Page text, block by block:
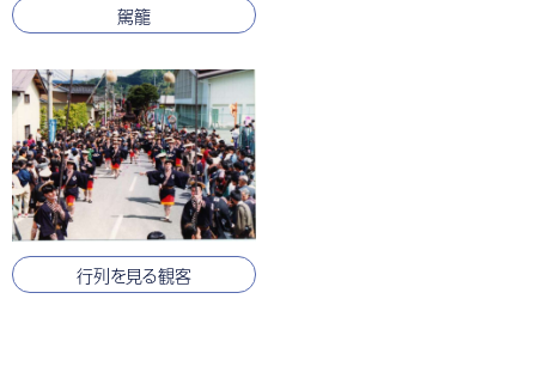
駕籠
行列を見る観客